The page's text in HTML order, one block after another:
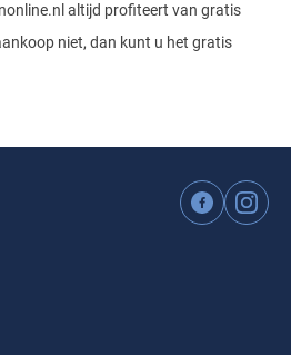
altijd profiteert van gratis
niet, dan kunt u het gratis